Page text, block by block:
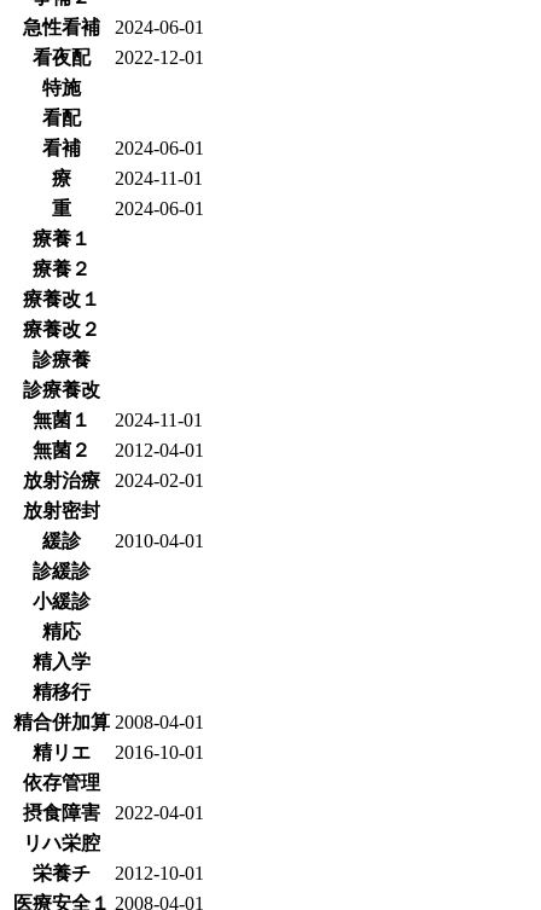
急性看補
2024-06-01
看夜配
2022-12-01
特施
看配
看補
2024-06-01
療
2024-11-01
重
2024-06-01
療養１
療養２
療養改１
療養改２
診療養
診療養改
無菌１
2024-11-01
無菌２
2012-04-01
放射治療
2024-02-01
放射密封
緩診
2010-04-01
診緩診
小緩診
精応
精入学
精移行
精合併加算 2008-04-01
精リエ
2016-10-01
依存管理
摂食障害
2022-04-01
リハ栄腔
栄養チ
2012-10-01
医療安全１ 2008-04-01